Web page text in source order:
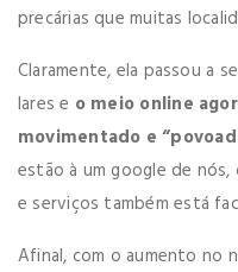
precárias que muitas
Claramente, ela passou a
lares e o meio online
movimentado e
estão à um google de
e serviços também está
Afinal, com o aumento no